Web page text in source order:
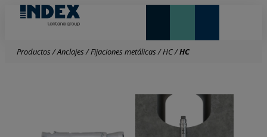
Productos/Anclajes/Fijaciones metálicas/HC/HC